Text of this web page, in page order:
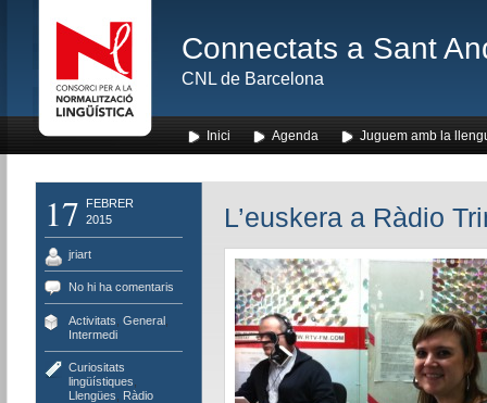
Connectats a Sant
CNL de Barcelona
Inici Agenda Juguem amb la
17
FEBRER
2015
jriart
No hi ha comentaris
Activitats General,
Intermedi
Curiositats
lingüístiques
Llengües
Ràdio
L’euskera a Ràdio